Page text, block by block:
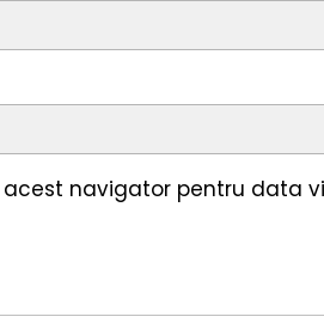
navigator pentru data